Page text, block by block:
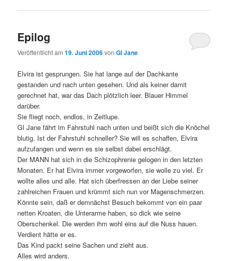
Epilog
Veröffentlicht am19. Juni 2006vonGI Jane
Elvira ist gesprungen. Sie hat lange auf der Dachkante
gestanden und nach unten gesehen. Und als keiner damit
gerechnet hat, war das Dach plötzlich leer. Blauer Himmel
darüber.
Sie fliegt noch, endlos, in Zeitlupe.
GI Jane fährt im Fahrstuhl nach unten und beißt sich die Knöchel
blutig. Ist der Fahrstuhl schneller? Sie will es schaffen, Elvira
aufzufangen und wenn es sie selbst dabei erschlägt.
Der MANN hat sich in die Schizophrenie gelogen in den letzten
Monaten. Er hat Elvira immer vorgeworfen, sie wolle zu viel. Er
wollte alles und alle. Hat sich überfressen an der Liebe seiner
zahlreichen Frauen und krümmt sich nun vor Magenschmerzen.
Könnte sein, daß er demnächst Besuch bekommt von ein paar
netten Kroaten, die Unterarme haben, so dick wie seine
Oberschenkel. Die werden ihm wohl eins auf die Nuss hauen.
Verdient hätte er es.
Das Kind packt seine Sachen und zieht aus.
Alles wird anders.